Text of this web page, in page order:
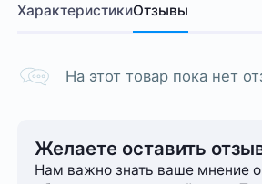
ХарактеристикиОтзывы
На этот товар пока нет
Желаете оставить
Нам важно знать ваше мнение